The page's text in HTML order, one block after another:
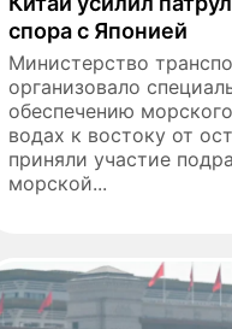
спора с Японией
Министерство
организовало
обеспечению
водах к востоку от
приняли участие
морской...